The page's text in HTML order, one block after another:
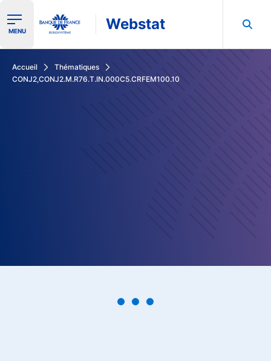
Ouvrir le menu de navigation
MENU Webstat
Accueil
Thématiques
CONJ2,CONJ2.M.R76.T.IN.000C5.CRFEM100.10